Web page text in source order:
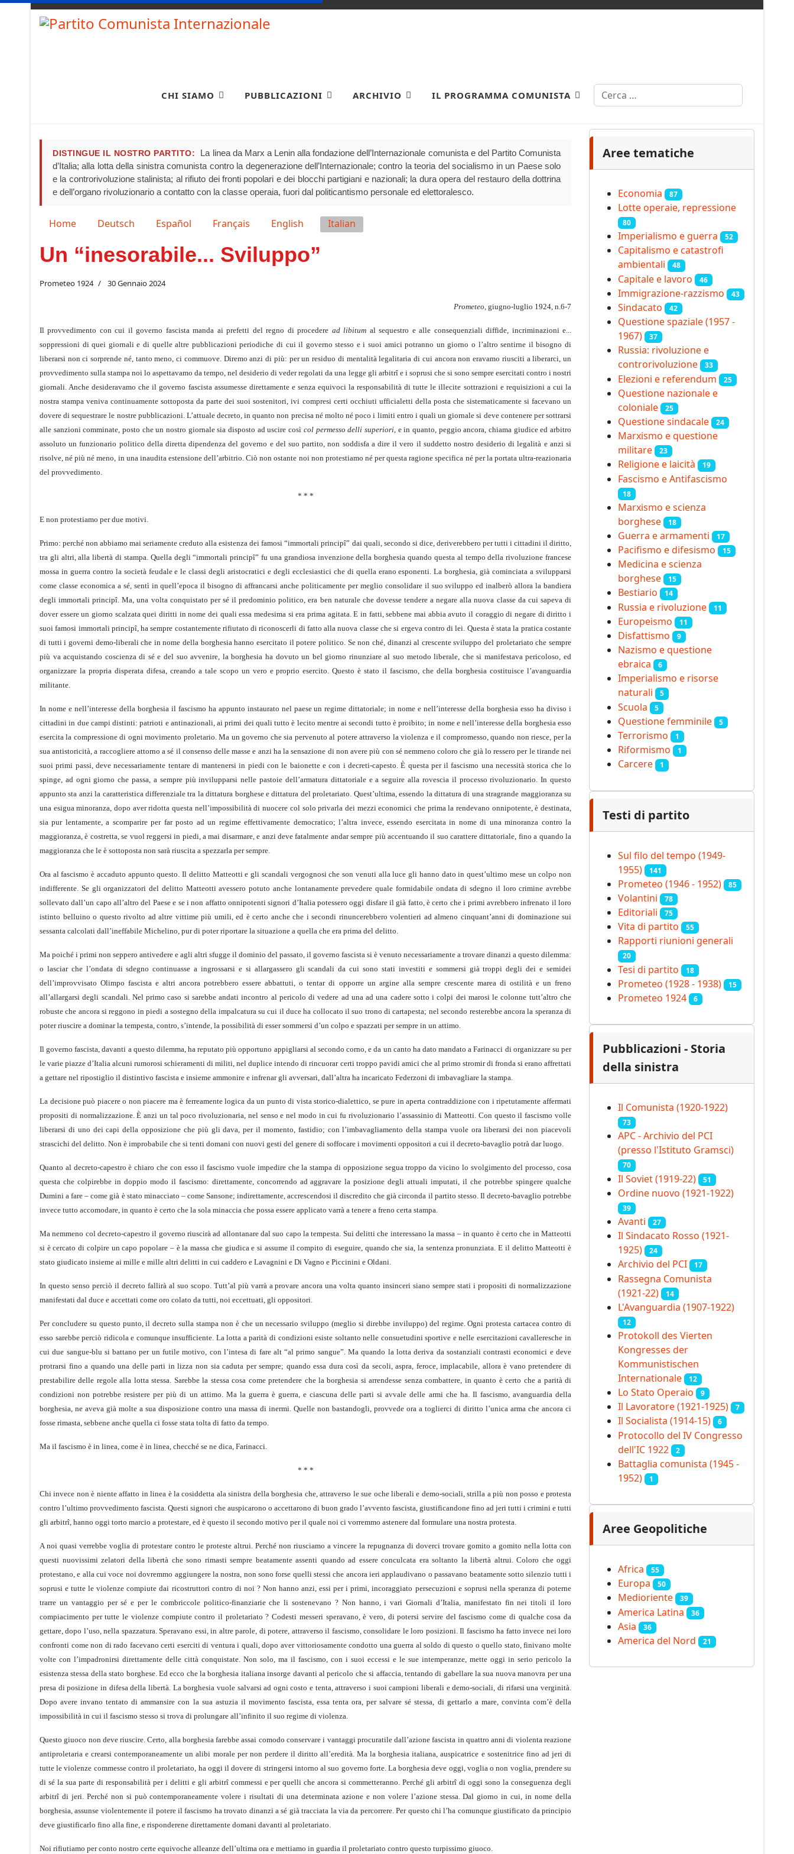
CHI SIAMO PUBBLICAZIONI ARCHIVIO IL PROGRAMMA COMUNISTA
Cerca
DISTINGUE IL NOSTRO PARTITO:
La linea da Marx a Lenin alla fondazione dell’Internazionale comunista e del Partito Comunista
d’Italia; alla lotta della sinistra comunista contro la degenerazione dell’Internazionale; contro la teoria del socialismo in un Paese solo
e la controrivoluzione stalinista; al rifiuto dei fronti popolari e dei blocchi partigiani e nazionali; la dura opera del restauro della dottrina
e dell’organo rivoluzionario a contatto con la classe operaia, fuori dal politicantismo personale ed elettoralesco.
Seleziona la tua lingua
Home Deutsch Español Français English Italian
Un “inesorabile... Sviluppo”
Prometeo 1924 30 Gennaio 2024
Prometeo , giugno-luglio 1924, n.6-7
Il provvedimento con cui il governo fascista manda ai prefetti del regno di procedere ad libitum al sequestro e alle consequenziali diffide, incriminazioni e...
soppressioni di quei giornali e di quelle altre pubblicazioni periodiche di cui il governo stesso e i suoi amici potranno un giorno o l’altro sentirne il bisogno di
liberarsi non ci sorprende né, tanto meno, ci commuove. Diremo anzi di più: per un residuo di mentalità legalitaria di cui ancora non eravamo riusciti a liberarci, un
provvedimento sulla stampa noi lo aspettavamo da tempo, nel desiderio di veder regolati da una legge gli arbitrî e i soprusi che si sono sempre esercitati contro i nostri
giornali. Anche desideravamo che il governo fascista assumesse direttamente e senza equivoci la responsabilità di tutte le illecite sottrazioni e requisizioni a cui la
nostra stampa veniva continuamente sottoposta da parte dei suoi sostenitori, ivi compresi certi occhiuti ufficialetti della posta che sistematicamente si facevano un
dovere di sequestrare le nostre pubblicazioni. L’attuale decreto, in quanto non precisa né molto né poco i limiti entro i quali un giornale si deve contenere per sottrarsi
alle sanzioni comminate, posto che un nostro giornale sia disposto ad uscire così col permesso delli superiori , e in quanto, peggio ancora, chiama giudice ed arbitro
assoluto un funzionario politico della diretta dipendenza del governo e del suo partito, non soddisfa a dire il vero il suddetto nostro desiderio di legalità e anzi si
risolve, né più né meno, in una inaudita estensione dell’arbitrio. Ciò non ostante noi non protestiamo né per questa ragione specifica né per la portata ultra-reazionaria
del provvedimento.
* * *
E non protestiamo per due motivi.
Primo: perché non abbiamo mai seriamente creduto alla esistenza dei famosi “immortali principî” dai quali, secondo si dice, deriverebbero per tutti i cittadini il diritto,
tra gli altri, alla libertà di stampa. Quella degli “immortali principî” fu una grandiosa invenzione della borghesia quando questa al tempo della rivoluzione francese
mossa in guerra contro la società feudale e le classi degli aristocratici e degli ecclesiastici che di quella erano esponenti. La borghesia, già cominciata a svilupparsi
come classe economica a sé, sentì in quell’epoca il bisogno di affrancarsi anche politicamente per meglio consolidare il suo sviluppo ed inalberò allora la bandiera
degli immortali principî. Ma, una volta conquistato per sé il predominio politico, era ben naturale che dovesse tendere a negare alla nuova classe da cui sapeva di
dover essere un giorno scalzata quei diritti in nome dei quali essa medesima si era prima agitata. E in fatti, sebbene mai abbia avuto il coraggio di negare di diritto i
suoi famosi immortali principî, ha sempre costantemente rifiutato di riconoscerli di fatto alla nuova classe che si ergeva contro di lei. Questa è stata la pratica costante
di tutti i governi demo-liberali che in nome della borghesia hanno esercitato il potere politico. Se non ché, dinanzi al crescente sviluppo del proletariato che sempre
più va acquistando coscienza di sé e del suo avvenire, la borghesia ha dovuto un bel giorno rinunziare al suo metodo liberale, che si manifestava pericoloso, ed
organizzare la propria disperata difesa, creando a tale scopo un vero e proprio esercito. Questo è stato il fascismo, che della borghesia costituisce l’avanguardia
militante.
In nome e nell’interesse della borghesia il fascismo ha appunto instaurato nel paese un regime dittatoriale; in nome e nell’interesse della borghesia esso ha diviso i
cittadini in due campi distinti: patrioti e antinazionali, ai primi dei quali tutto è lecito mentre ai secondi tutto è proibito; in nome e nell’interesse della borghesia esso
esercita la compressione di ogni movimento proletario. Ma un governo che sia pervenuto al potere attraverso la violenza e il compromesso, quando non riesce, per la
sua antistoricità, a raccogliere attorno a sé il consenso delle masse e anzi ha la sensazione di non avere più con sé nemmeno coloro che già lo ressero per le tirande nei
suoi primi passi, deve necessariamente tentare di mantenersi in piedi con le baionette e con i decreti-capesto. È questa per il fascismo una necessità storica che lo
spinge, ad ogni giorno che passa, a sempre più invilupparsi nelle pastoie dell’armatura dittatoriale e a seguire alla rovescia il processo rivoluzionario. In questo
appunto sta anzi la caratteristica differenziale tra la dittatura borghese e dittatura del proletariato. Quest’ultima, essendo la dittatura di una stragrande maggioranza su
una esigua minoranza, dopo aver ridotta questa nell’impossibilità di nuocere col solo privarla dei mezzi economici che prima la rendevano onnipotente, è destinata,
sia pur lentamente, a scomparire per far posto ad un regime effettivamente democratico; l’altra invece, essendo esercitata in nome di una minoranza contro la
maggioranza, è costretta, se vuol reggersi in piedi, a mai disarmare, e anzi deve fatalmente andar sempre più accentuando il suo carattere dittatoriale, fino a quando la
maggioranza che le è sottoposta non sarà riuscita a spezzarla per sempre.
Ora al fascismo è accaduto appunto questo. Il delitto Matteotti e gli scandali vergognosi che son venuti alla luce gli hanno dato in quest’ultimo mese un colpo non
indifferente. Se gli organizzatori del delitto Matteotti avessero potuto anche lontanamente prevedere quale formidabile ondata di sdegno il loro crimine avrebbe
sollevato dall’un capo all’altro del Paese e se i non affatto onnipotenti signori d’Italia potessero oggi disfare il già fatto, è certo che i primi avrebbero infrenato il loro
istinto belluino o questo rivolto ad altre vittime più umili, ed è certo anche che i secondi rinuncerebbero volentieri ad almeno cinquant’anni di dominazione sui
sessanta calcolati dall’ineffabile Michelino, pur di poter riportare la situazione a quella che era prima del delitto.
Ma poiché i primi non seppero antivedere e agli altri sfugge il dominio del passato, il governo fascista si è venuto necessariamente a trovare dinanzi a questo dilemma:
o lasciar che l’ondata di sdegno continuasse a ingrossarsi e si allargassero gli scandali da cui sono stati investiti e sommersi già troppi degli dei e semidei
dell’improvvisato Olimpo fascista e altri ancora potrebbero essere abbattuti, o tentar di opporre un argine alla sempre crescente marea di ostilità e un freno
all’allargarsi degli scandali. Nel primo caso si sarebbe andati incontro al pericolo di vedere ad una ad una cadere sotto i colpi dei marosi le colonne tutt’altro che
robuste che ancora si reggono in piedi a sostegno della impalcatura su cui il duce ha collocato il suo trono di cartapesta; nel secondo resterebbe ancora la speranza di
poter riuscire a dominar la tempesta, contro, s’intende, la possibilità di esser sommersi d’un colpo e spazzati per sempre in un attimo.
Il governo fascista, davanti a questo dilemma, ha reputato più opportuno appigliarsi al secondo corno, e da un canto ha dato mandato a Farinacci di organizzare su per
le varie piazze d’Italia alcuni rumorosi schieramenti di militi, nel duplice intendo di rincuorar certi troppo pavidi amici che al primo stromir di fronda si erano affrettati
a gettare nel ripostiglio il distintivo fascista e insieme ammonire e infrenar gli avversari, dall’altra ha incaricato Federzoni di imbavagliare la stampa.
La decisione può piacere o non piacere ma è ferreamente logica da un punto di vista storico-dialettico, se pure in aperta contraddizione con i ripetutamente affermati
propositi di normalizzazione. È anzi un tal poco rivoluzionaria, nel senso e nel modo in cui fu rivoluzionario l’assassinio di Matteotti. Con questo il fascismo volle
liberarsi di uno dei capi della opposizione che più gli dava, per il momento, fastidio; con l’imbavagliamento della stampa vuole ora liberarsi dei non piacevoli
strascichi del delitto. Non è improbabile che si tenti domani con nuovi gesti del genere di soffocare i movimenti oppositori a cui il decreto-bavaglio potrà dar luogo.
Quanto al decreto-capestro è chiaro che con esso il fascismo vuole impedire che la stampa di opposizione segua troppo da vicino lo svolgimento del processo, cosa
questa che colpirebbe in doppio modo il fascismo: direttamente, concorrendo ad aggravare la posizione degli attuali imputati, il che potrebbe spingere qualche
Dumini a fare – come già è stato minacciato – come Sansone; indirettamente, accrescendosi il discredito che già circonda il partito stesso. Il decreto-bavaglio potrebbe
invece tutto accomodare, in quanto è certo che la sola minaccia che possa essere applicato varrà a tenere a freno certa stampa.
Ma nemmeno col decreto-capestro il governo riuscirà ad allontanare dal suo capo la tempesta. Sui delitti che interessano la massa – in quanto è certo che in Matteotti
si è cercato di colpire un capo popolare – è la massa che giudica e si assume il compito di eseguire, quando che sia, la sentenza pronunziata. E il delitto Matteotti è
stato giudicato insieme ai mille e mille altri delitti in cui caddero e Lavagnini e Di Vagno e Piccinini e Oldani.
In questo senso perciò il decreto fallirà al suo scopo. Tutt’al più varrà a provare ancora una volta quanto insinceri siano sempre stati i propositi di normalizzazione
manifestati dal duce e accettati come oro colato da tutti, noi eccettuati, gli oppositori.
Per concludere su questo punto, il decreto sulla stampa non è che un necessario sviluppo (meglio si direbbe inviluppo) del regime. Ogni protesta cartacea contro di
esso sarebbe perciò ridicola e comunque insufficiente. La lotta a parità di condizioni esiste soltanto nelle consuetudini sportive e nelle esercitazioni cavalleresche in
cui due sangue-blu si battano per un futile motivo, con l’intesa di fare alt “al primo sangue”. Ma quando la lotta deriva da sostanziali contrasti economici e deve
protrarsi fino a quando una delle parti in lizza non sia caduta per sempre; quando essa dura così da secoli, aspra, feroce, implacabile, allora è vano pretendere di
prestabilire delle regole alla lotta stessa. Sarebbe la stessa cosa come pretendere che la borghesia si arrendesse senza combattere, in quanto è certo che a parità di
condizioni non potrebbe resistere per più di un attimo. Ma la guerra è guerra, e ciascuna delle parti si avvale delle armi che ha. Il fascismo, avanguardia della
borghesia, ne aveva già molte a sua disposizione contro una massa di inermi. Quelle non bastandogli, provvede ora a toglierci di diritto l’unica arma che ancora ci
fosse rimasta, sebbene anche quella ci fosse stata tolta di fatto da tempo.
Ma il fascismo è in linea, come è in linea, checché se ne dica, Farinacci.
* * *
Chi invece non è niente affatto in linea è la cosiddetta ala sinistra della borghesia che, attraverso le sue oche liberali e demo-sociali, strilla a più non posso e protesta
contro l’ultimo provvedimento fascista. Questi signori che auspicarono o accettarono di buon grado l’avvento fascista, giustificandone fino ad jeri tutti i crimini e tutti
gli arbitrî, hanno oggi torto marcio a protestare, ed è questo il secondo motivo per il quale noi ci vorremmo astenere dal formulare una nostra protesta.
A noi quasi verrebbe voglia di protestare contro le proteste altrui. Perché non riusciamo a vincere la repugnanza di doverci trovare gomito a gomito nella lotta con
questi nuovissimi zelatori della libertà che sono rimasti sempre beatamente assenti quando ad essere conculcata era soltanto la libertà altrui. Coloro che oggi
protestano, e alla cui voce noi dovremmo aggiungere la nostra, non sono forse quelli stessi che ancora ieri applaudivano o passavano beatamente sotto silenzio tutti i
soprusi e tutte le violenze compiute dai ricostruttori contro di noi ? Non hanno anzi, essi per i primi, incoraggiato persecuzioni e soprusi nella speranza di poterne
trarre un vantaggio per sé e per le combriccole politico-finanziarie che li sostenevano ? Non hanno, i vari Giornali d’Italia, manifestato fin nei titoli il loro
compiacimento per tutte le violenze compiute contro il proletariato ? Codesti messeri speravano, è vero, di potersi servire del fascismo come di qualche cosa da
gettare, dopo l’uso, nella spazzatura. Speravano essi, in altre parole, di potere, attraverso il fascismo, consolidare le loro posizioni. Il fascismo ha fatto invece nei loro
confronti come non di rado facevano certi eserciti di ventura i quali, dopo aver vittoriosamente condotto una guerra al soldo di questo o quello stato, finivano molte
volte con l’impadronirsi direttamente delle città conquistate. Non solo, ma il fascismo, con i suoi eccessi e le sue intemperanze, mette oggi in serio pericolo la
esistenza stessa della stato borghese. Ed ecco che la borghesia italiana insorge davanti al pericolo che si affaccia, tentando di gabellare la sua nuova manovra per una
presa di posizione in difesa della libertà. La borghesia vuole salvarsi ad ogni costo e tenta, attraverso i suoi campioni liberali e demo-sociali, di rifarsi una verginità.
Dopo avere invano tentato di ammansire con la sua astuzia il movimento fascista, essa tenta ora, per salvare sé stessa, di gettarlo a mare, convinta com’è della
impossibilità in cui il fascismo stesso si trova di prolungare all’infinito il suo regime di violenza.
Questo giuoco non deve riuscire. Certo, alla borghesia farebbe assai comodo conservare i vantaggi procuratile dall’azione fascista in quattro anni di violenta reazione
antiproletaria e crearsi contemporaneamente un alibi morale per non perdere il diritto all’eredità. Ma la borghesia italiana, auspicatrice e sostenitrice fino ad jeri di
tutte le violenze commesse contro il proletariato, ha oggi il dovere di stringersi intorno al suo governo forte. La borghesia deve oggi, voglia o non voglia, prendere su
di sé la sua parte di responsabilità per i delitti e gli arbitrî commessi e per quelli che ancora si commetteranno. Perché gli arbitrî di oggi sono la conseguenza degli
arbitrî di jeri. Perché non si può contemporaneamente volere i risultati di una determinata azione e non volere l’azione stessa. Dal giorno in cui, in nome della
borghesia, assunse violentemente il potere il fascismo ha trovato dinanzi a sé già tracciata la via da percorrere. Per questo chi l’ha comunque giustificato da principio
deve giustificarlo fino alla fine, e risponderene direttamente domani davanti al proletariato.
Noi rifiutiamo per conto nostro certe equivoche alleanze dell’ultima ora e mettiamo in guardia il proletariato contro questo turpissimo giuoco.
Aree tematiche
Economia 87
Lotte operaie, repressione
80
Imperialismo e guerra 52
Capitalismo e catastrofi
ambientali
48
Capitale e lavoro 46
Immigrazione-razzismo 43
Sindacato 42
Questione spaziale (1957 -
1967)
37
Russia: rivoluzione e
controrivoluzione
33
Elezioni e referendum 25
Questione nazionale e
coloniale
25
Questione sindacale 24
Marxismo e questione
militare
23
Religione e laicità 19
Fascismo e Antifascismo
18
Marxismo e scienza
borghese
18
Guerra e armamenti 17
Pacifismo e difesismo 15
Medicina e scienza
borghese
15
Bestiario 14
Russia e rivoluzione 11
Europeismo 11
Disfattismo 9
Nazismo e questione
ebraica
6
Imperialismo e risorse
naturali
5
Scuola 5
Questione femminile 5
Terrorismo 1
Riformismo 1
Carcere 1
Testi di partito
Sul filo del tempo (1949-
1955)
141
Prometeo (1946 - 1952) 85
Volantini 78
Editoriali 75
Vita di partito 55
Rapporti riunioni generali
20
Tesi di partito 18
Prometeo (1928 - 1938) 15
Prometeo 1924 6
Pubblicazioni - Storia
della sinistra
Il Comunista (1920-1922)
73
APC - Archivio del PCI
(presso l'Istituto Gramsci)
70
Il Soviet (1919‑22) 51
Ordine nuovo (1921-1922)
39
Avanti 27
Il Sindacato Rosso (1921-
1925)
24
Archivio del PCI 17
Rassegna Comunista
(1921‑22)
14
L'Avanguardia (1907-1922)
12
Protokoll des Vierten
Kongresses der
Kommunistischen
Internationale
12
Lo Stato Operaio 9
Il Lavoratore (1921-1925) 7
Il Socialista (1914‑15) 6
Protocollo del IV Congresso
dell'IC 1922
2
Battaglia comunista (1945 -
1952)
1
Aree Geopolitiche
Africa 55
Europa 50
Medioriente 39
America Latina 36
Asia 36
America del Nord 21